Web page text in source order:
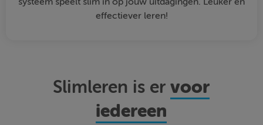
effectiever leren!
Slimleren is ervoor
iedereen